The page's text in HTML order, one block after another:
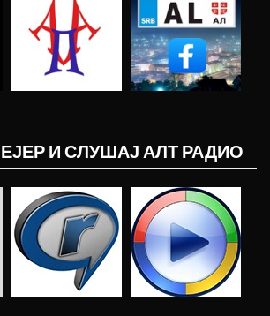
И СЛУШАЈ АЛТ РАДИО